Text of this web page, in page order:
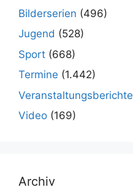
Bilderserien (496)
Jugend (528)
Sport (668)
Termine (1.442)
Veranstaltungsberichte
Video (169)
Archiv